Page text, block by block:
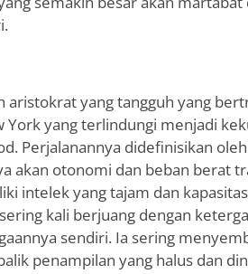
aristokrat yang tangguh yang
York yang terlindungi menjadi
Perjalanannya didefinisikan
akan otonomi dan beban berat
intelek yang tajam dan
kali berjuang dengan
sendiri. Ia sering
penampilan yang halus dan